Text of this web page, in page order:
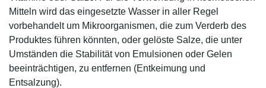
Mitteln wird das eingesetzte Wasser in aller Regel
vorbehandelt um Mikroorganismen, die zum Verderb des
Produktes führen könnten, oder gelöste Salze, die unter
Umständen die Stabilität von Emulsionen oder Gelen
beeinträchtigen, zu entfernen (Entkeimung und
Entsalzung).